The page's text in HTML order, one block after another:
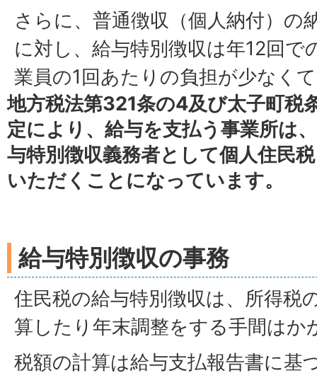
さらに、普通徴収（個人納付）の
に対し、給与特別徴収は年12回で
業員の1回あたりの負担が少なく
地方税法第321条の4及び太子町税
定により、給与を支払う事業所は
与特別徴収義務者として個人住民
いただくことになっています。
給与特別徴収の事務
住民税の給与特別徴収は、所得税
算したり年末調整をする手間はか
税額の計算は給与支払報告書に基